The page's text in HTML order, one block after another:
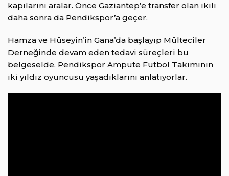
kapılarını aralar. Önce Gaziantep’e transfer olan ikili
daha sonra da Pendikspor’a geçer.
Hamza ve Hüseyin’in Gana’da başlayıp Mülteciler
Derneğinde devam eden tedavi süreçleri bu
belgeselde. Pendikspor Ampute Futbol Takımının
iki yıldız oyuncusu yaşadıklarını anlatıyorlar.